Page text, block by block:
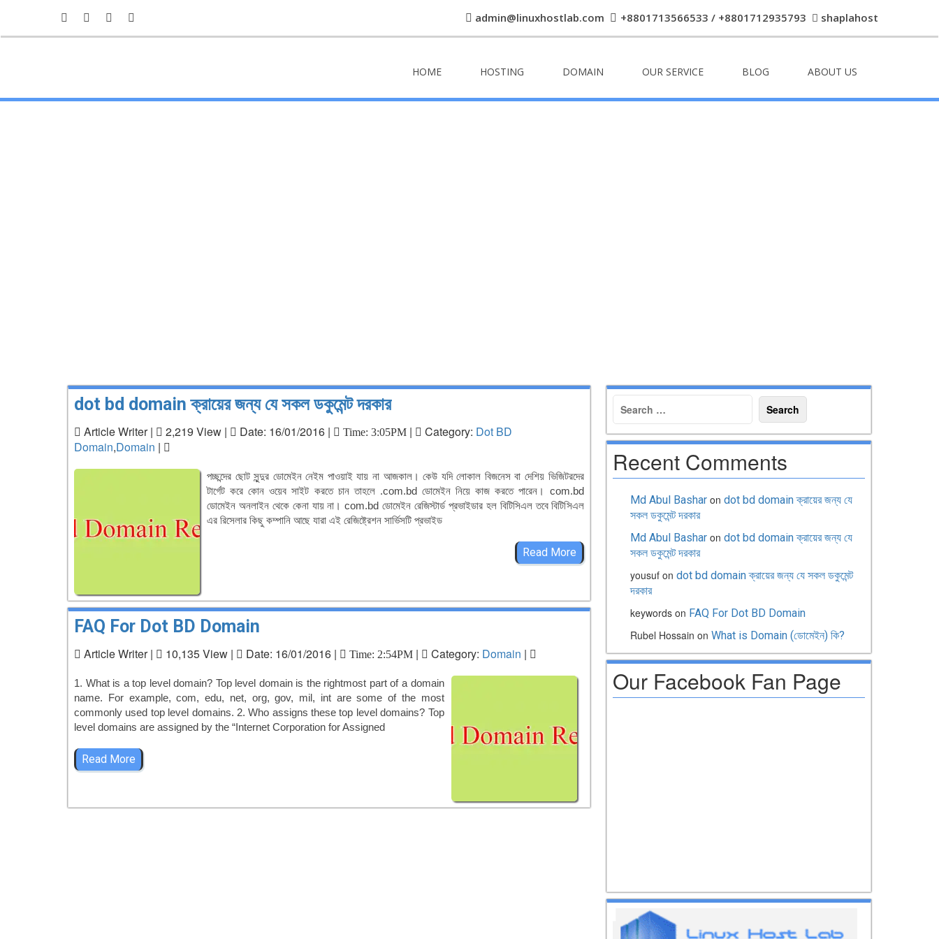
admin@linuxhostlab.com +8801713566533 / +8801712935793 shaplahost
HOME HOSTING DOMAIN OUR SERVICE BLOG ABOUT US
dot bd domain ক্রায়ের জন্য যে সকল ডকুমেন্ট দরকার
Article Writer | 2,219 View | Date: 16/01/2016 | Time: 3:05PM | Category: Dot BD
Domain,Domain |
পচ্ছন্দের ছোট সুন্দুর ডোমেইন নেইম পাওয়াই যায় না আজকাল। কেউ যদি লোকাল বিজনেস বা দেশিয় ভিজিটরদের
টার্গেট করে কোন ওয়েব সাইট করতে চান তাহলে .com.bd ডোমেইন নিয়ে কাজ করতে পারেন। com.bd
ডোমেইন অনলাইন থেকে কেনা যায় না। com.bd ডোমেইন রেজিস্টার্ড প্রভাইডার হল বিটিসিএল তবে বিটিসিএল
এর রিসেলার কিছু কম্পানি আছে যারা এই রেজিষ্ট্রেশন সার্ভিসটি প্রভাইড
Read More
FAQ For Dot BD Domain
Article Writer | 10,135 View | Date: 16/01/2016 | Time: 2:54PM | Category: Domain |
1. What is a top level domain? Top level domain is the rightmost part of a domain
name. For example, com, edu, net, org, gov, mil, int are some of the most
commonly used top level domains. 2. Who assigns these top level domains? Top
level domains are assigned by the “Internet Corporation for Assigned
Read More
Recent Comments
Md Abul Basharon dot bd domain ক্রায়ের জন্য যে
সকল ডকুমেন্ট দরকার
Md Abul Basharon dot bd domain ক্রায়ের জন্য যে
সকল ডকুমেন্ট দরকার
yousufon dot bd domain ক্রায়ের জন্য যে সকল ডকুমেন্ট
দরকার
keywordson FAQ For Dot BD Domain
Rubel Hossain on What is Domain (ডোমেইন) কি?
Our Facebook Fan Page